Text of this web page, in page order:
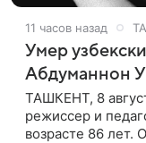
11 часов назад
Умер
Абдуманнон
ТАШКЕНТ, 8
режиссер и
возрасте 86